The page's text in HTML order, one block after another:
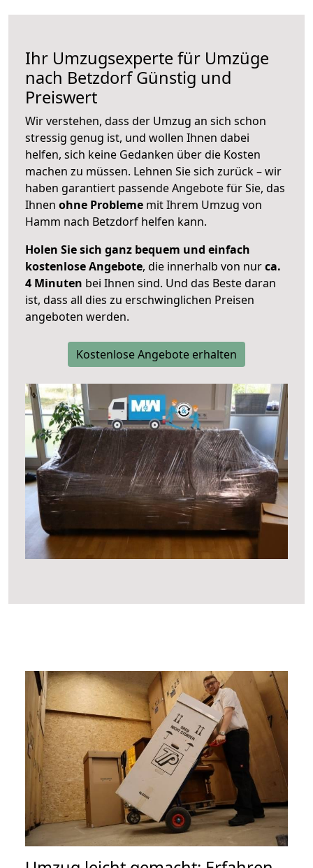
Ihr Umzugsexperte für Umzüge
nach BetzdorfGünstig und
Preiswert
Wir verstehen, dass der Umzug an sich schon
stressig genug ist, und wollen Ihnen dabei
helfen, sich keine Gedanken über die Kosten
machen zu müssen. Lehnen Sie sich zurück – wir
haben garantiert passende Angebote für Sie, das
Ihnen ohne Probleme mit Ihrem Umzug von
Hamm nach Betzdorf helfen kann.
Holen Sie sich ganz bequem und einfach
kostenlose Angebote, die innerhalb von nurca.
4 Minuten bei Ihnen sind. Und das Beste daran
ist, dass all dies zu erschwinglichen Preisen
angeboten werden.
Kostenlose Angebote erhalten